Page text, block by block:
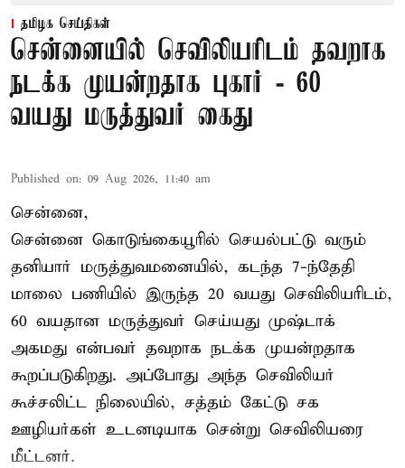
தமிழக செய்திகள்
சென்னையில் செவிலியரிடம் தவறாக
நடக்க முயன்றதாக புகார் - 60
வயது மருத்துவர் கைது
Published on: 09 Aug 2026, 11:40 am
சென்னை,
சென்னை கொடுங்கையூரில் செயல்பட்டு வரும்
தனியார் மருத்துவமனையில், கடந்த 7-ந்தேதி
மாலை பணியில் இருந்த 20 வயது செவிலியரிடம்,
60 வயதான மருத்துவர் செய்யது முஷ்டாக்
அகமது என்பவர் தவறாக நடக்க முயன்றதாக
கூறப்படுகிறது. அப்போது அந்த செவிலியர்
கூச்சலிட்ட நிலையில், சத்தம் கேட்டு சக
ஊழியர்கள் உடனடியாக சென்று செவிலியரை
மீட்டனர்.